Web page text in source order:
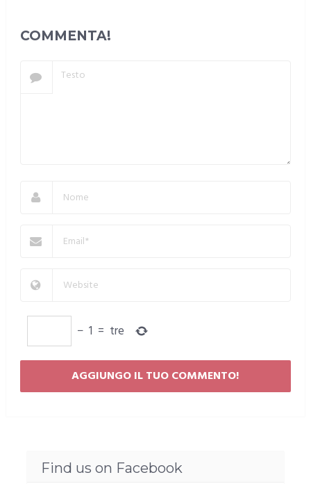
COMMENTA!
− 1 = tre
Find us on Facebook